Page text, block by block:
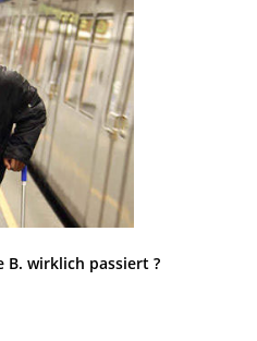
wirklich passiert ?